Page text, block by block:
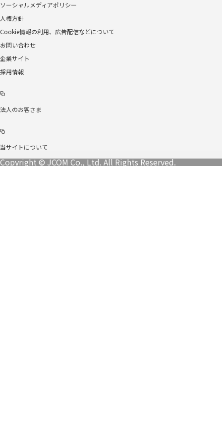
ソーシャルメディアポリシー
人権方針
Cookie情報の利用、広告配信などについて
お問い合わせ
企業サイト
採用情報
法人のお客さま
当サイトについて
Copyright © JCOM Co., Ltd. All Rights Reserved.